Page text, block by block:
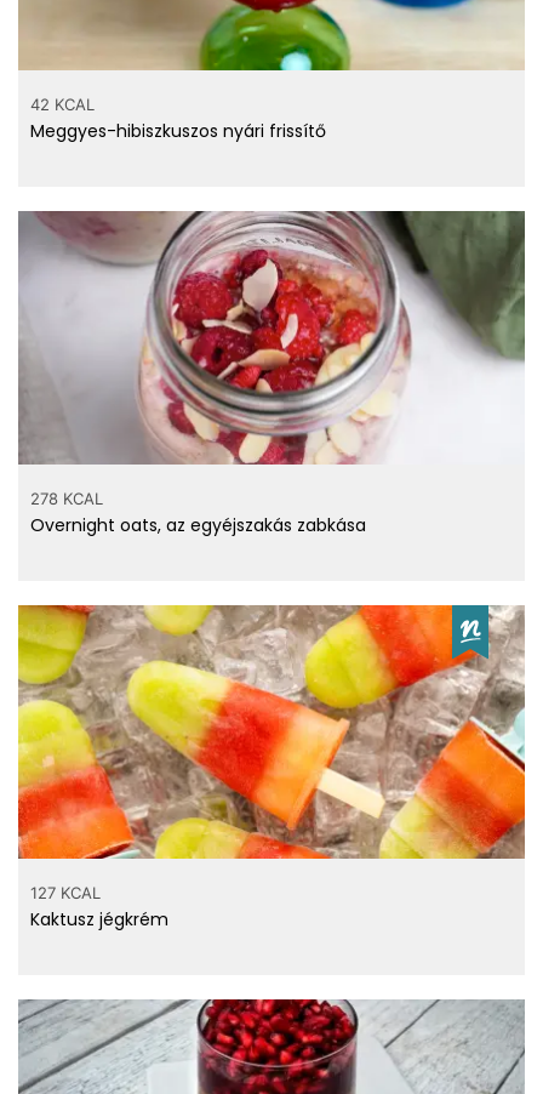
42 KCAL
Meggyes-hibiszkuszos nyári frissítő
278 KCAL
Overnight oats, az egyéjszakás zabkása
127 KCAL
Kaktusz jégkrém